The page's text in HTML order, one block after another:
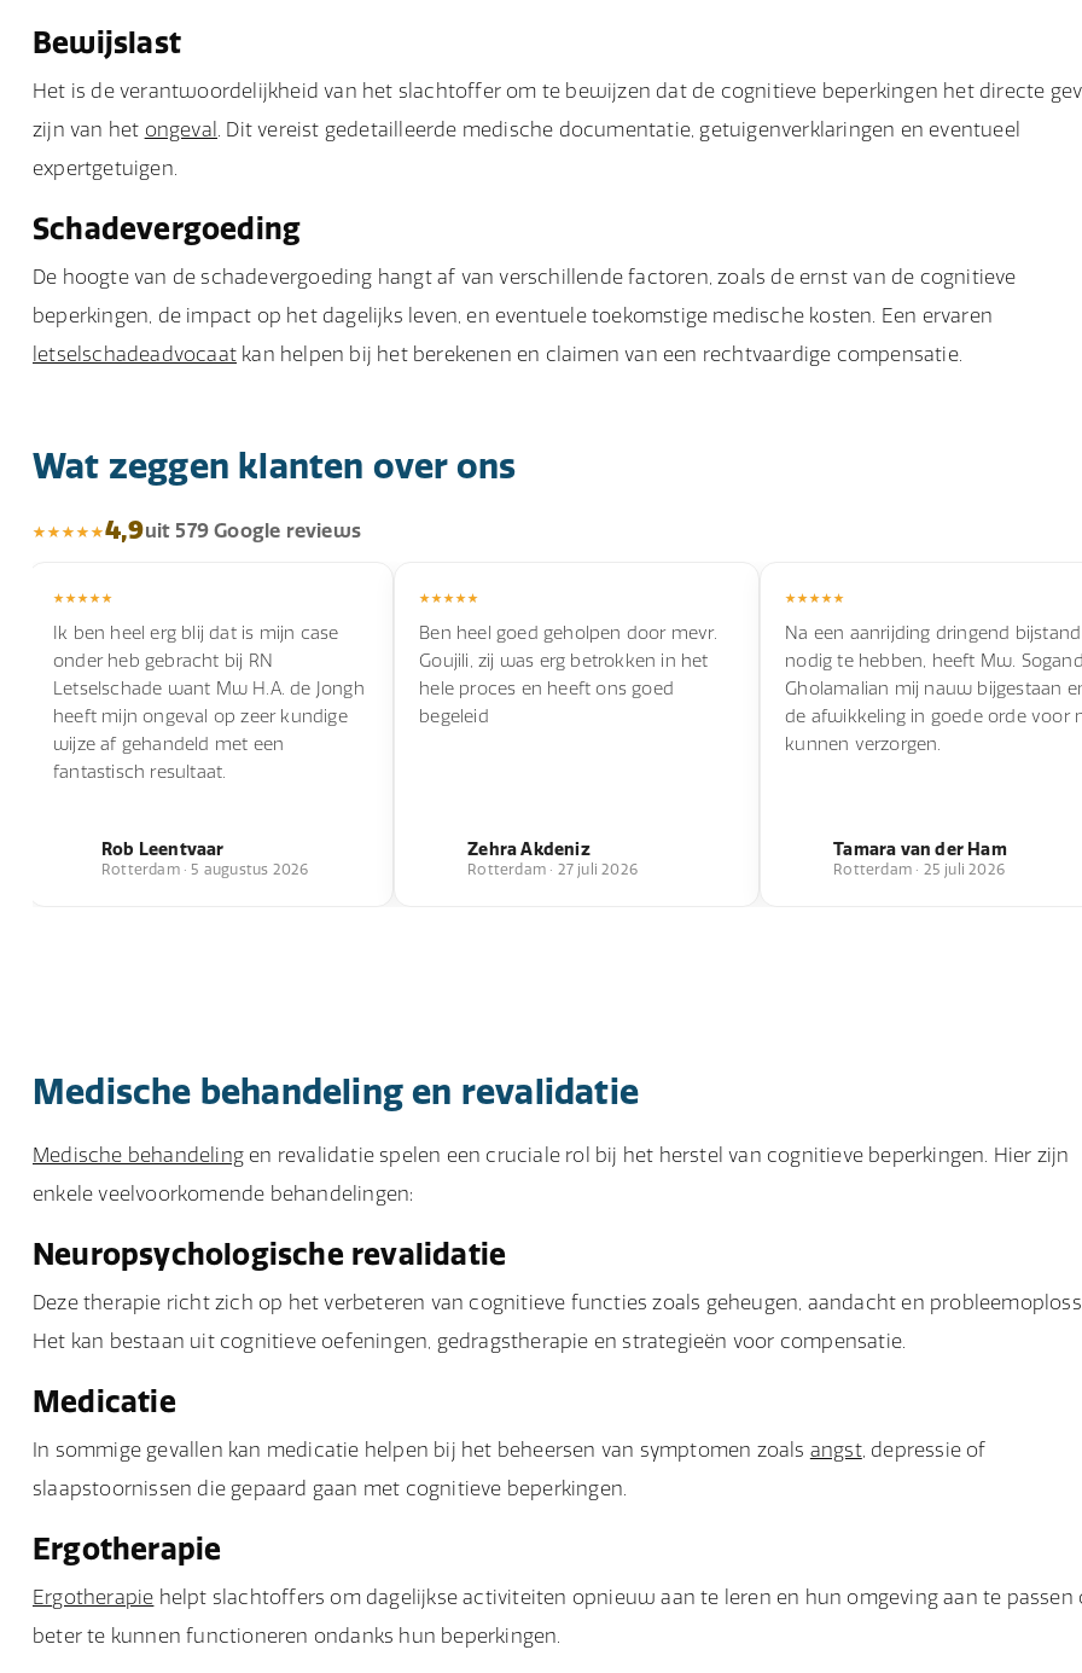
Bewijslast
Het is de verantwoordelijkheid van het slachtoffer om te bewijzen dat de cognitieve beperkingen het directe
zijn van het ongeval . Dit vereist gedetailleerde medische documentatie, getuigenverklaringen en eventueel
expertgetuigen.
Schadevergoeding
De hoogte van de schadevergoeding hangt af van verschillende factoren, zoals de ernst van de cognitieve
beperkingen, de impact op het dagelijks leven, en eventuele toekomstige medische kosten. Een ervaren
letselschadeadvocaat kan helpen bij het berekenen en claimen van een rechtvaardige compensatie.
Wat zeggen klanten over ons
4,9uit 579 Google reviews
Ik ben heel erg blij dat is mijn case
onder heb gebracht bij RN
Letselschade want Mw H.A. de Jongh
heeft mijn ongeval op zeer kundige
wijze af gehandeld met een
fantastisch resultaat.
Rob Leentvaar
Rotterdam · 5 augustus 2026
Ben heel goed geholpen door mevr.
Goujili, zij was erg betrokken in het
hele proces en heeft ons goed
begeleid
Zehra Akdeniz
Rotterdam · 27 juli 2026
Na een aanrijding dringend bijstand
nodig te hebben, heeft Mw.
Gholamalian mij nauw bijgestaan
de afwikkeling in goede orde voor
kunnen verzorgen.
Tamara van der Ham
Rotterdam · 25 juli 2026
Medische behandeling en revalidatie
Medische behandeling en revalidatie spelen een cruciale rol bij het herstel van cognitieve beperkingen. Hier zijn
enkele veelvoorkomende behandelingen:
Neuropsychologische revalidatie
Deze therapie richt zich op het verbeteren van cognitieve functies zoals geheugen, aandacht en
Het kan bestaan uit cognitieve oefeningen, gedragstherapie en strategieën voor compensatie.
Medicatie
In sommige gevallen kan medicatie helpen bij het beheersen van symptomen zoals angst, depressie of
slaapstoornissen die gepaard gaan met cognitieve beperkingen.
Ergotherapie
Ergotherapie helpt slachtoffers om dagelijkse activiteiten opnieuw aan te leren en hun omgeving aan te passen
beter te kunnen functioneren ondanks hun beperkingen.